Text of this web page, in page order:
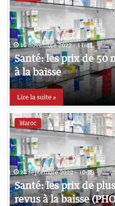
16 novembre 2022 - 11:45
Santé: les prix de 50
à la baisse
Lire la suite »
Maroc
28 septembre 2022 - 10:29
Santé: les prix de
revus à la baisse